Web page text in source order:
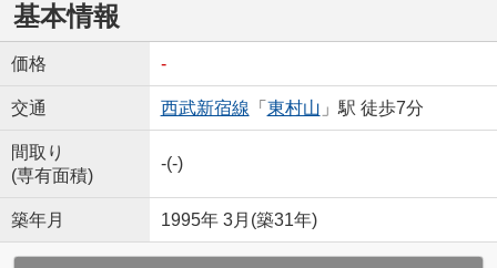
基本情報
価格 -
交通 西武新宿線 「 東村山 」駅 徒歩7分
間取り
(専有面積)
-(-)
築年月 1995年 3月(築31年)